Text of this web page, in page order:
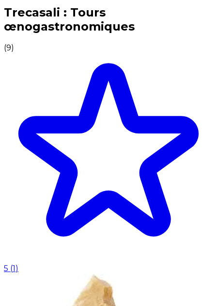
Expériences culinaires inoubliables : Expériences
Trecasali : Tours
œnogastronomiques
(9)
5 (1)